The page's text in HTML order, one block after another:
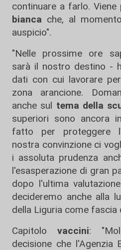
continuare a farlo.
bianca che, al
auspicio".
"Nelle prossime ore
sarà il nostro destino -
dati con cui lavorare
zona arancione.
anche sul tema della
superiori sono ancora
fatto per proteggere
nostra convinzione ci
i assoluta prudenza
l'esasperazione di gran
dopo l'ultima
decideremo anche alla
della Liguria come fascia
Capitolo vaccini:
decisione che l'Agenzia